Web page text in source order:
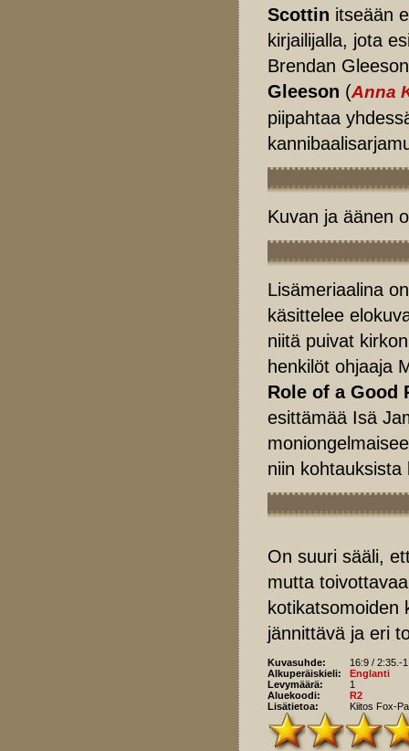
Scottin itseään
kirjailijalla, jota
Brendan
Gleeson (Anna
piipahtaa
Kuvan ja äänen
Lisämeriaalina
käsittelee
niitä puivat
henkilöt ohjaaja
Role of a Good
esittämää Isä
niin
On suuri sääli,
mutta
kotikatsomoiden
jännittävä ja eri
Kuvasuhde:
16:9 / 2:35.-1
Alkuperäiskieli:
Englanti
Levymäärä:
1
Aluekoodi:
R2
Lisätietoa:
Kiitos Fox-